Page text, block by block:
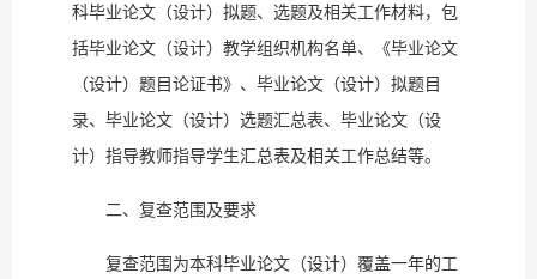
科毕业论文（设计）拟题、选题及相关工作材料，包
括毕业论文（设计）教学组织机构名单、《毕业论文
（设计）题目论证书》、毕业论文（设计）拟题目
录、毕业论文（设计）选题汇总表、毕业论文（设
计）指导教师指导学生汇总表及相关工作总结等。
二、复查范围及要求
复查范围为本科毕业论文（设计）覆盖一年的工